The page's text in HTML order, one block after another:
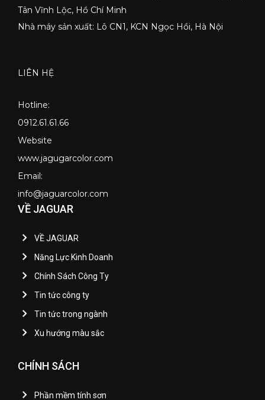
Tân Vĩnh Lộc, Hồ Chí Minh
Nhà máy sản xuất: Lô CN1, KCN Ngọc Hồi, Hà Nội
LIÊN HỆ
Hotline:
0912.61.61.66
Website
www.jagugarcolor.com
Email:
info@jaguarcolor.com
VỀ JAGUAR
VỀ JAGUAR
Năng Lực Kinh Doanh
Chính Sách Công Ty
Tin tức công ty
Tin tức trong ngành
Xu hướng màu sắc
CHÍNH SÁCH
Phần mềm tính sơn